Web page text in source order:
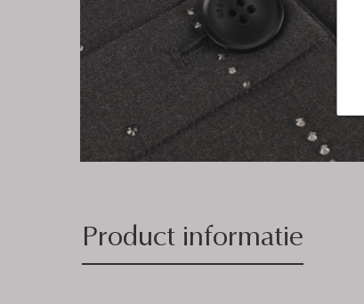
Product informatie